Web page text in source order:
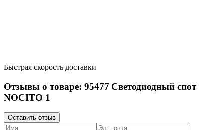
Быстрая скорость доставки
Отзывы о товаре: 95477 Светодиодный спот
NOCITO 1
Оставить отзыв